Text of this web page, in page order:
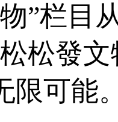
”栏目
松發
限可能